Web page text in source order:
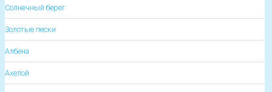
Солнечный берег
Золотые пески
Албена
Ахелой